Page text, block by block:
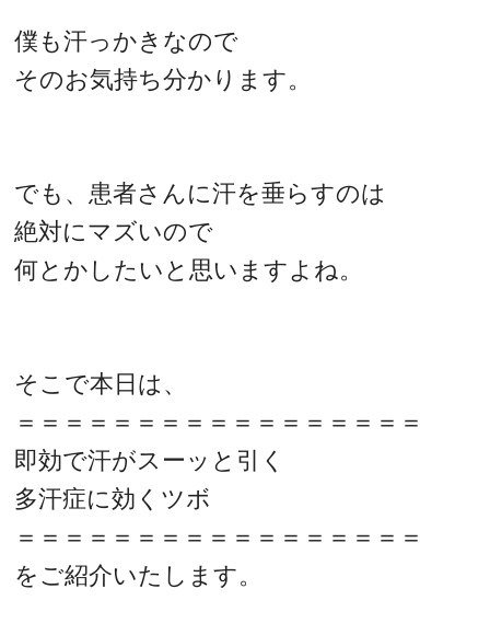
僕も汗っかきなので
そのお気持ち分かります。
でも、患者さんに汗を垂らすのは
絶対にマズいので
何とかしたいと思いますよね。
そこで本日は、
＝＝＝＝＝＝＝＝＝＝＝＝＝＝＝＝＝
即効で汗がスーッと引く
多汗症に効くツボ
＝＝＝＝＝＝＝＝＝＝＝＝＝＝＝＝＝
をご紹介いたします。